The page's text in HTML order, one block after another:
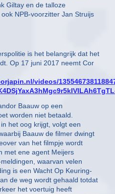
Giltay en de talloze
NPB-voorzitter Jan Struijs
is het belangrijk dat het
Op 17 juni 2017 neemt Cor
videos/
Baauw op een
worden niet betaald.
het oog krijgt, volgt een
Baauw de filmer dwingt
van het filmpje wordt
met ene agent Meijers
waarvan velen
is een Wacht Op Keuring-
de weg wordt gehaald totdat
het voertuig heeft